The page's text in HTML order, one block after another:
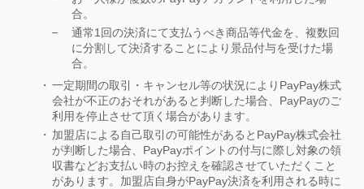
合。
通常1回の決済にて支払うべき商品等代金を、複数回
に分割して決済することにより景品付与を受けた場
合。
一定期間の取引・キャンセル等の状況によりPayPay株式
会社が不正のおそれがあると判断した場合、PayPayのご
利用を停止させて頂く場合があります。
加盟店による自己取引の可能性があるとPayPay株式会社
が判断した場合、PayPayポイントの付与に際し対象の領
収書などお支払い時のお控えを確認させていただくこと
があります。加盟店自身がPayPay決済を利用される時に